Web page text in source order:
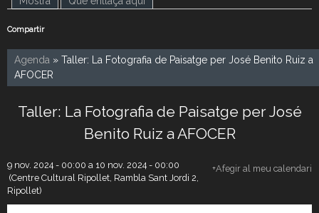
Compartir
Agenda » Taller: La Fotografia de Paisatge per José Benito Ruiz a
AFOCER
Taller: La Fotografia de Paisatge per José
Benito Ruiz a AFOCER
9 nov. 2024 - 00:00 a 10 nov. 2024 - 00:00
+Afegir al meu calendari
(Centre Cultural Ripollet, Rambla Sant Jordi 2,
Ripollet)